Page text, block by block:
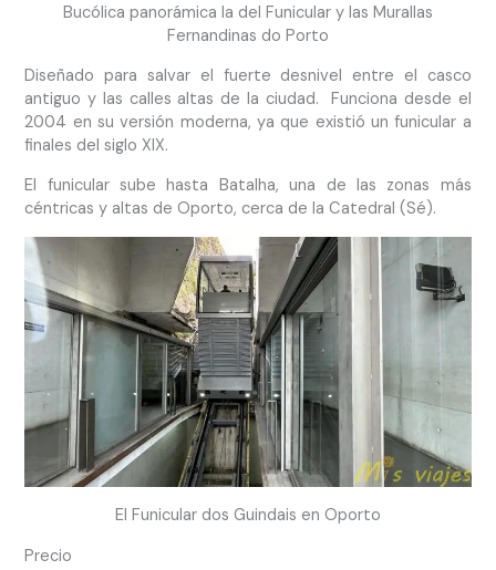
Bucólica panorámica la del Funicular y las Murallas
Fernandinas do Porto
Diseñado para salvar el fuerte desnivel entre el casco
antiguo y las calles altas de la ciudad. Funciona desde el
2004 en su versión moderna, ya que existió un funicular a
finales del siglo XIX.
El funicular sube hasta Batalha, una de las zonas más
céntricas y altas de Oporto, cerca de la Catedral (Sé).
El Funicular dos Guindais en Oporto
Precio